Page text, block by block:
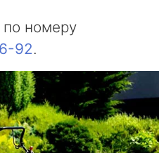
по номеру
92.